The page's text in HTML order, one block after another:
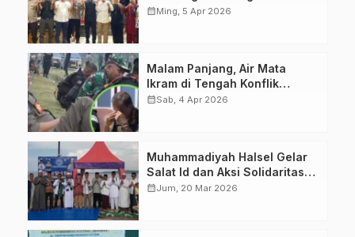
Deklarasikan Damai
calendar_monthMing, 5 Apr 2026
Malam Panjang, Air Mata
Ikram di Tengah Konflik
Halteng
calendar_monthSab, 4 Apr 2026
Muhammadiyah Halsel Gelar
Salat Id dan Aksi Solidaritas
Palestina
calendar_monthJum, 20 Mar 2026